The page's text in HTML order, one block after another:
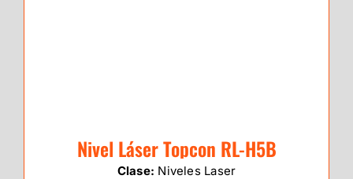
Nivel Láser Topcon RL-H5B
Clase: Niveles Laser